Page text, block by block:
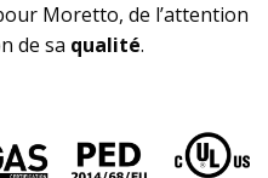
Moretto, de l’attention
de sa qualité.